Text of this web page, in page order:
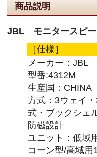
商品説明
JBL モニタースピ
［仕様］
メーカー：JBL
型番:4312M
生産国：CHINA
方式：3ウェイ
式・ブックシェ
防磁設計
ユニット：低域
コーン型/高域用